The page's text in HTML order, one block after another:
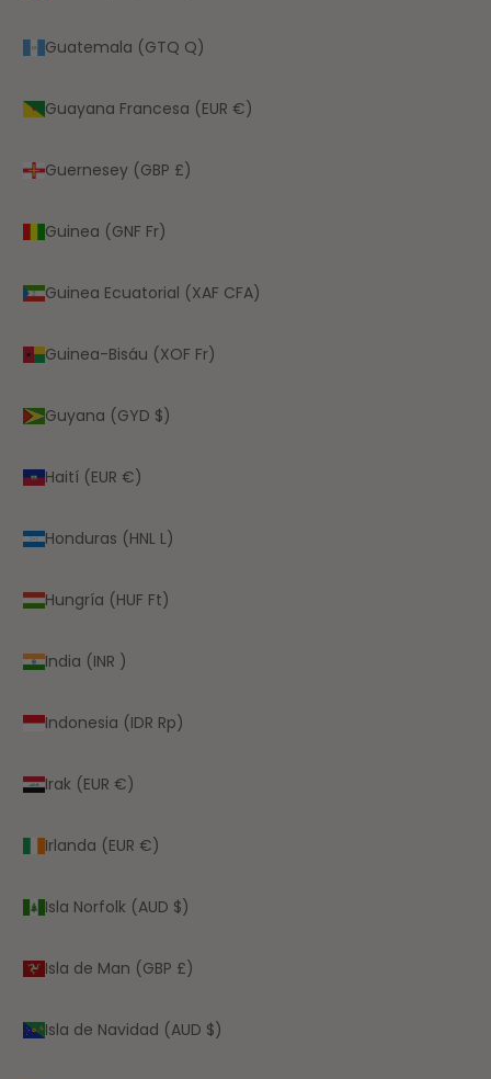
Guatemala (GTQ Q)
Guayana Francesa (EUR €)
Guernesey (GBP £)
Guinea (GNF Fr)
Guinea Ecuatorial (XAF CFA)
Guinea-Bisáu (XOF Fr)
Guyana (GYD $)
Haití (EUR €)
Honduras (HNL L)
Hungría (HUF Ft)
India (INR ₹)
Indonesia (IDR Rp)
Irak (EUR €)
Irlanda (EUR €)
Isla Norfolk (AUD $)
Isla de Man (GBP £)
Isla de Navidad (AUD $)